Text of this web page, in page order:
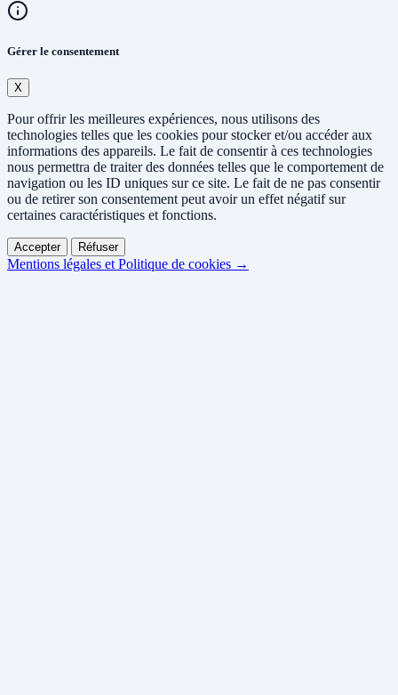
Gérer le consentement
X
Pour offrir les meilleures expériences, nous utilisons des
technologies telles que les cookies pour stocker et/ou accéder aux
informations des appareils. Le fait de consentir à ces technologies
nous permettra de traiter des données telles que le comportement de
navigation ou les ID uniques sur ce site. Le fait de ne pas consentir
ou de retirer son consentement peut avoir un effet négatif sur
certaines caractéristiques et fonctions.
Accepter Réfuser
Mentions légales et Politique de cookies →